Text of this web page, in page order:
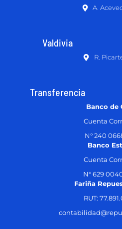
A.
Valdivia
R.
Transferencia
Banco de
Cuenta
N° 240
Banco
Cuenta
N° 629
Fariña
RUT: